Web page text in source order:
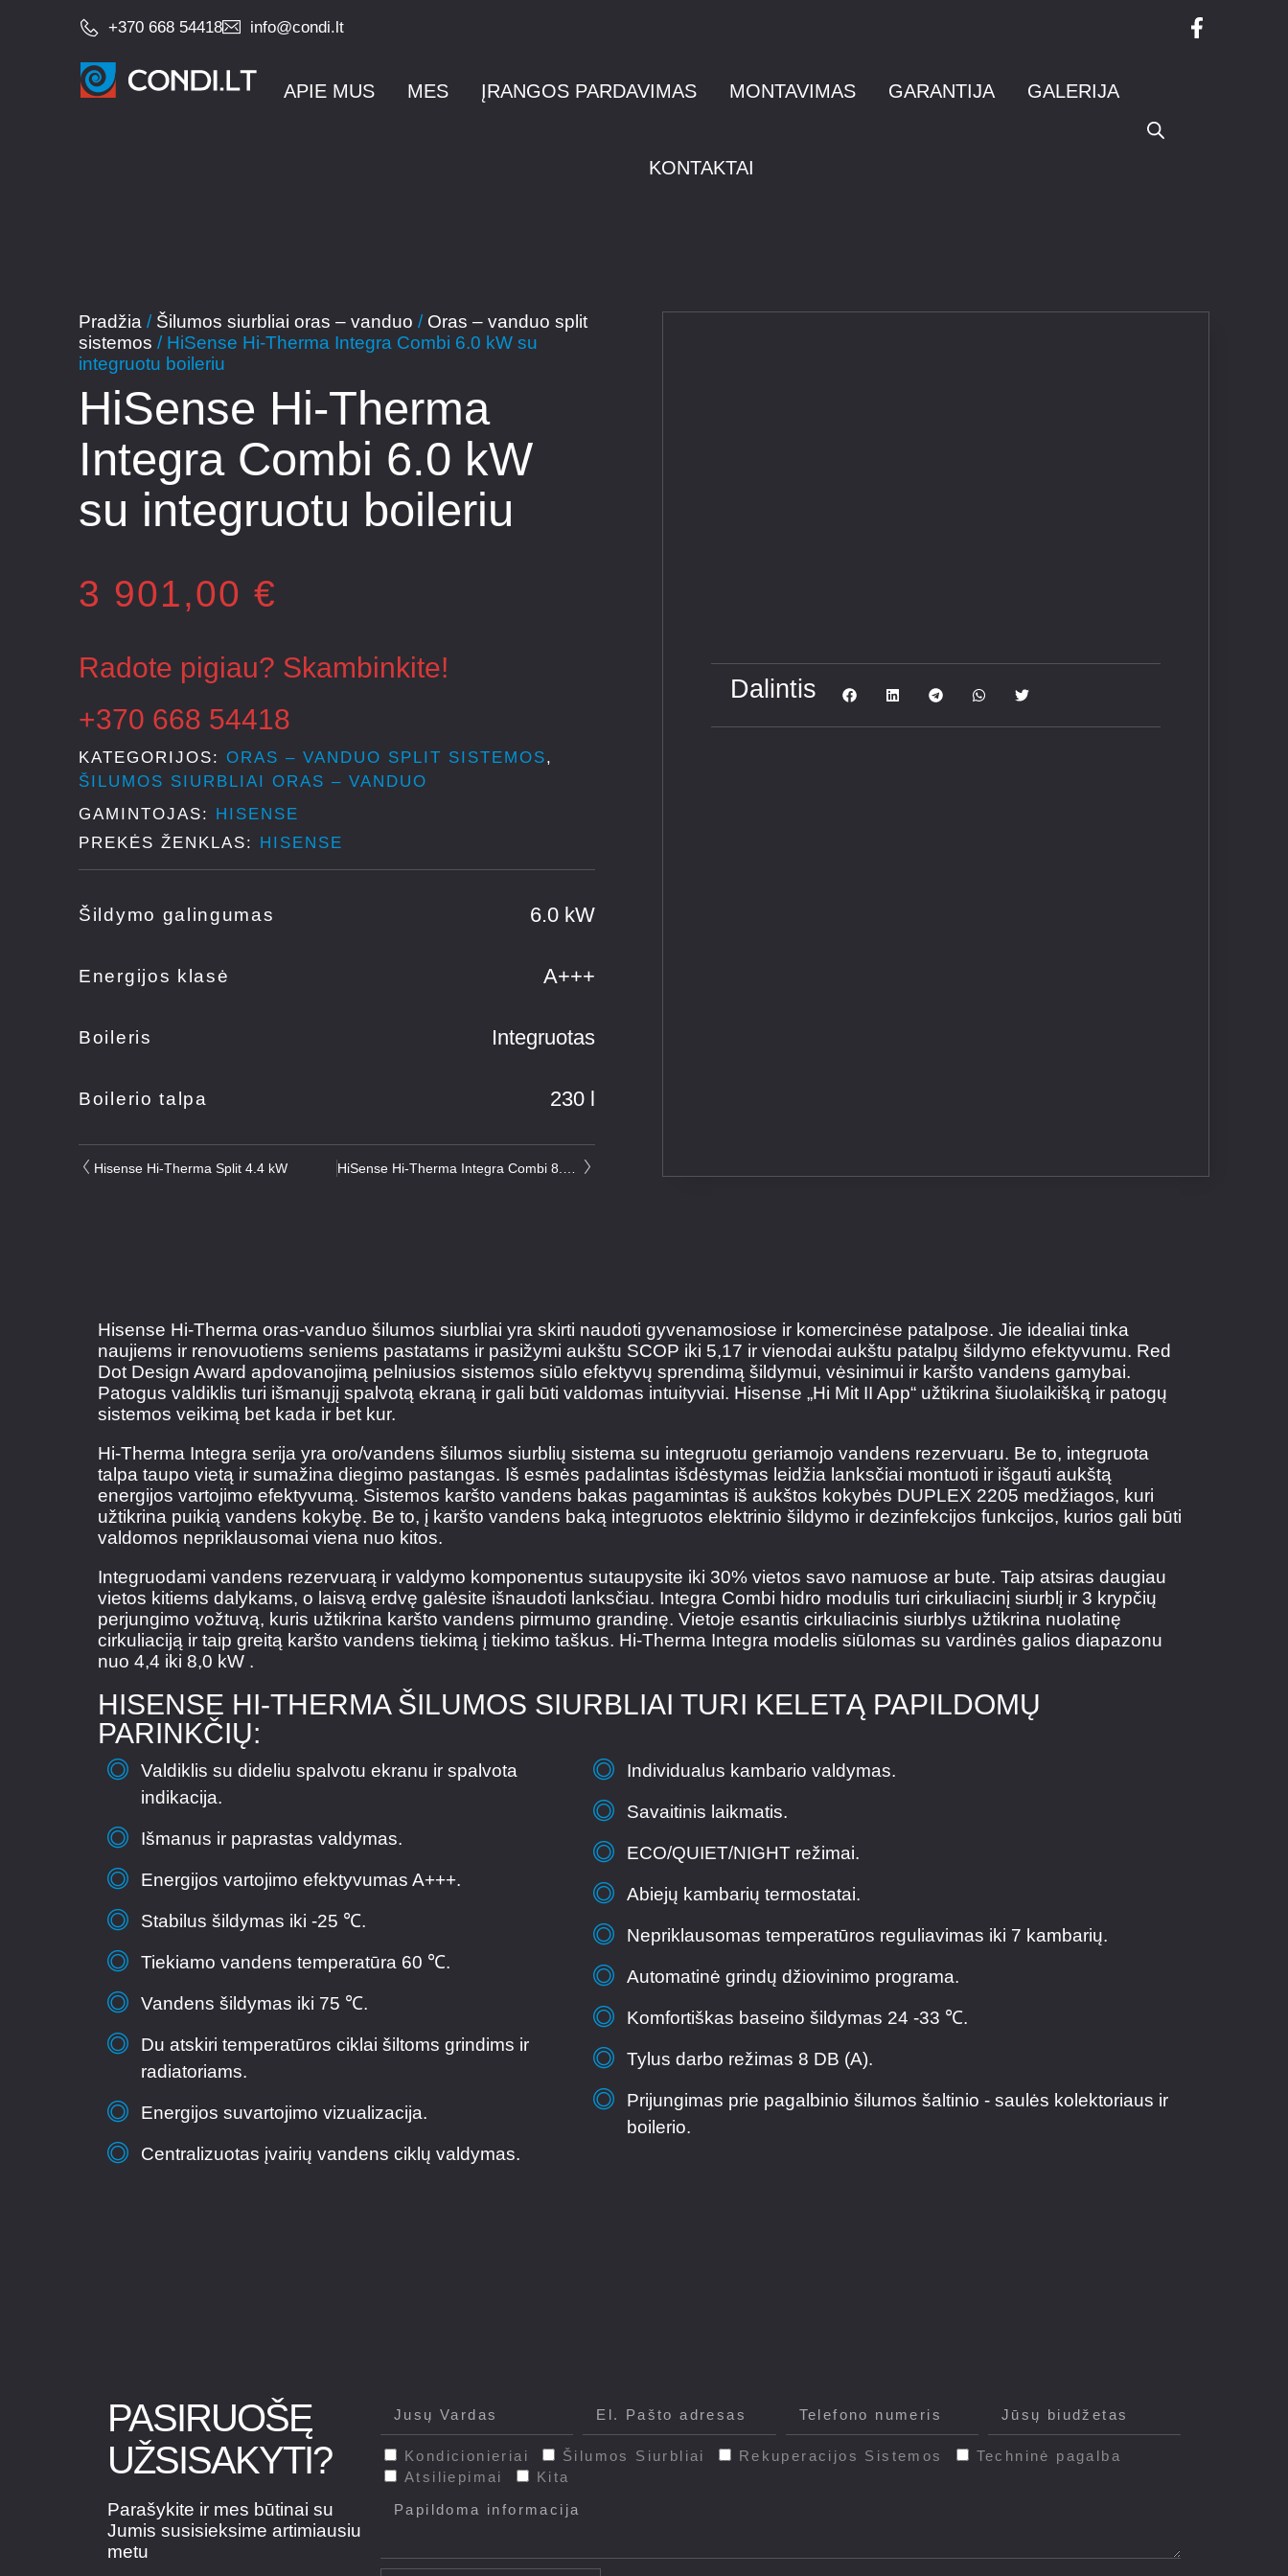
+370 668 54418 info@condi.lt
APIE MUS MES ĮRANGOS PARDAVIMAS MONTAVIMAS GARANTIJA GALERIJA
KONTAKTAI
Pradžia / Šilumos siurbliai oras – vanduo / Oras – vanduo split
sistemos / HiSense Hi-Therma Integra Combi 6.0 kW su
integruotu boileriu
HiSense Hi-Therma
Integra Combi 6.0 kW
su integruotu boileriu
3 901,00 €
Radote pigiau? Skambinkite!
+370 668 54418
KATEGORIJOS ORAS – VANDUO SPLIT SISTEMOS,
ŠILUMOS SIURBLIAI ORAS – VANDUO
GAMINTOJAS
HISENSE
PREKĖS ŽENKLAS: HISENSE
Šildymo galingumas 6.0 kW
Energijos klasė A+++
Boileris Integruotas
Boilerio talpa 230 l
Hisense Hi-Therma Split 4.4 kW
Dalintis
Hisense Hi-Therma oras-vanduo šilumos siurbliai yra skirti naudoti gyvenamosiose ir komercinėse patalpose. Jie idealiai tinka
naujiems ir renovuotiems seniems pastatams ir pasižymi aukštu SCOP iki 5,17 ir vienodai aukštu patalpų šildymo efektyvumu. Red
Dot Design Award apdovanojimą pelniusios sistemos siūlo efektyvų sprendimą šildymui, vėsinimui ir karšto vandens gamybai.
Patogus valdiklis turi išmanųjį spalvotą ekraną ir gali būti valdomas intuityviai. Hisense „Hi Mit II App“ užtikrina šiuolaikišką ir patogų
sistemos veikimą bet kada ir bet kur.
Hi-Therma Integra serija yra oro/vandens šilumos siurblių sistema su integruotu geriamojo vandens rezervuaru. Be to, integruota
talpa taupo vietą ir sumažina diegimo pastangas. Iš esmės padalintas išdėstymas leidžia lanksčiai montuoti ir išgauti aukštą
energijos vartojimo efektyvumą. Sistemos karšto vandens bakas pagamintas iš aukštos kokybės DUPLEX 2205 medžiagos, kuri
užtikrina puikią vandens kokybę. Be to, į karšto vandens baką integruotos elektrinio šildymo ir dezinfekcijos funkcijos, kurios gali būti
valdomos nepriklausomai viena nuo kitos.
Integruodami vandens rezervuarą ir valdymo komponentus sutaupysite iki 30% vietos savo namuose ar bute. Taip atsiras daugiau
vietos kitiems dalykams, o laisvą erdvę galėsite išnaudoti lanksčiau. Integra Combi hidro modulis turi cirkuliacinį siurblį ir 3 krypčių
perjungimo vožtuvą, kuris užtikrina karšto vandens pirmumo grandinę. Vietoje esantis cirkuliacinis siurblys užtikrina nuolatinę
cirkuliaciją ir taip greitą karšto vandens tiekimą į tiekimo taškus. Hi-Therma Integra modelis siūlomas su vardinės galios diapazonu
nuo 4,4 iki 8,0 kW .
HISENSE HI-THERMA ŠILUMOS SIURBLIAI TURI KELETĄ PAPILDOMŲ
PARINKČIŲ:
Valdiklis su dideliu spalvotu ekranu ir spalvota
indikacija.
Išmanus ir paprastas valdymas.
Energijos vartojimo efektyvumas A+++.
Stabilus šildymas iki -25 ℃.
Tiekiamo vandens temperatūra 60 ℃.
Vandens šildymas iki 75 ℃.
Du atskiri temperatūros ciklai šiltoms grindims ir
radiatoriams.
Energijos suvartojimo vizualizacija.
Centralizuotas įvairių vandens ciklų valdymas.
Individualus kambario valdymas.
Savaitinis laikmatis.
ECO/QUIET/NIGHT režimai.
Abiejų kambarių termostatai.
Nepriklausomas temperatūros reguliavimas iki 7 kambarių.
Automatinė grindų džiovinimo programa.
Komfortiškas baseino šildymas 24 -33 ℃.
Tylus darbo režimas 8 DB (A).
Prijungimas prie pagalbinio šilumos šaltinio - saulės kolektoriaus ir
boilerio.
PASIRUOŠĘ
UŽSISAKYTI?
Parašykite ir mes būtinai su
Jumis susisieksime artimiausiu
metu
Kondicionieriai Šilumos Siurbliai Rekuperacijos Sistemos
Techninė pagalba
Atsiliepimai
Kita